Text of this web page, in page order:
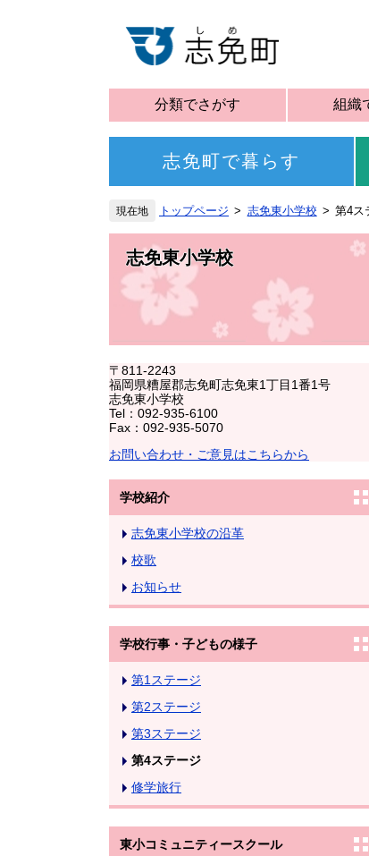
分類でさがす 組織
志免町で暮らす
トップページ 志免東小学校 第4ス
志免東小学校
〒811-2243
福岡県糟屋郡志免町志免東1丁目1番1号
志免東小学校
Tel：092-935-6100
Fax：092-935-5070
お問い合わせ・ご意見はこちらから
学校紹介
志免東小学校の沿革
校歌
お知らせ
学校行事・子どもの様子
第1ステージ
第2ステージ
第3ステージ
第4ステージ
修学旅行
東小コミュニティースクール